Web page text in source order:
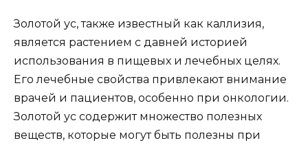
Золотой ус, также известный как каллизия,
является растением с давней историей
использования в пищевых и лечебных целях.
Его лечебные свойства привлекают внимание
врачей и пациентов, особенно при онкологии.
Золотой ус содержит множество полезных
веществ, которые могут быть полезны при